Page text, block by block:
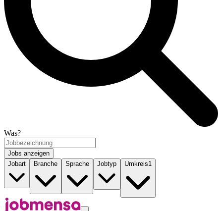
Was?
Jobs anzeigen
Jobart
Branche Sprache Jobtyp Umkreis1